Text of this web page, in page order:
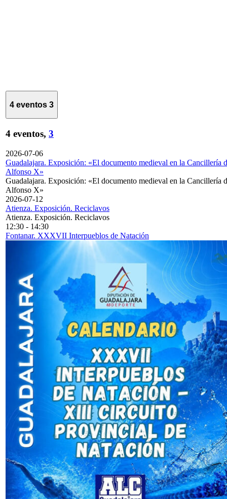
4 eventos 3
4 eventos, 3
2026-07-06
Guadalajara. Exposición: «El documento medieval en la Cancillería
Alfonso X»
Guadalajara. Exposición: «El documento medieval en la Cancillería
Alfonso X»
2026-07-12
Atienza. Exposición. Reciclavos
Atienza. Exposición. Reciclavos
12:30 - 14:30
Fontanar. XXXVII Interpueblos de Natación